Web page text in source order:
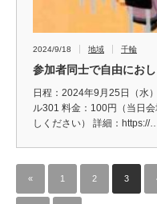
2024/9/18 地域 千輪
参加者同士で自由にお
日程：2024年9月25日（水
ル301 料金：100円（当日
しください） 詳細：https://…
« 1 2 3